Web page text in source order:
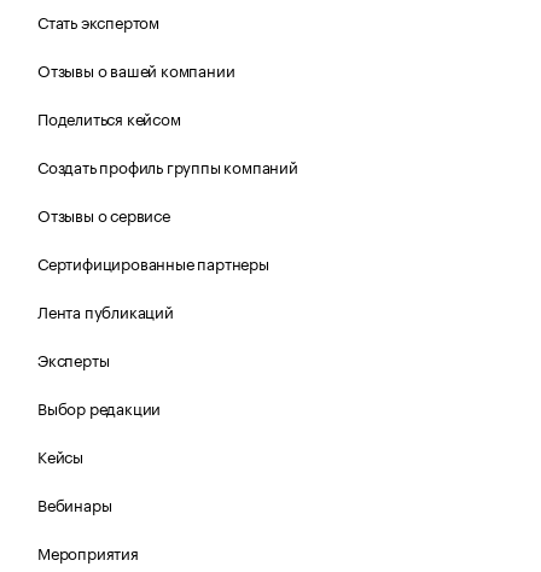
Стать экспертом
Отзывы о вашей компании
Поделиться кейсом
Создать профиль группы компаний
Отзывы о сервисе
Сертифицированные партнеры
Лента публикаций
Эксперты
Выбор редакции
Кейсы
Вебинары
Мероприятия